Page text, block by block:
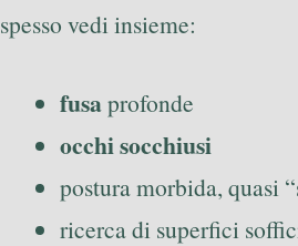
spesso vedi insieme:
fusaprofonde
occhi socchiusi
postura morbida, quasi
ricerca di superfici